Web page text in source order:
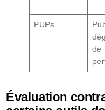
PUPs
de
Évaluation